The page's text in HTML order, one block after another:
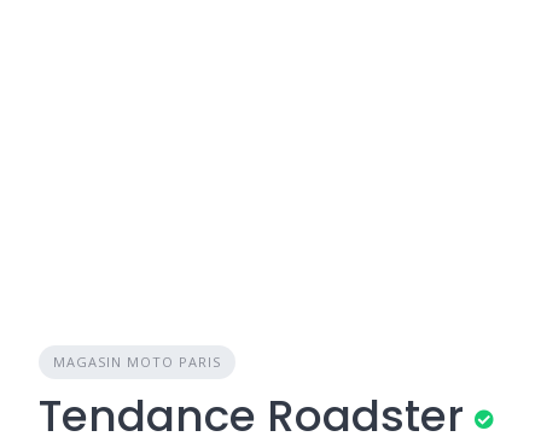
MAGASIN MOTO PARIS
Tendance Roadster